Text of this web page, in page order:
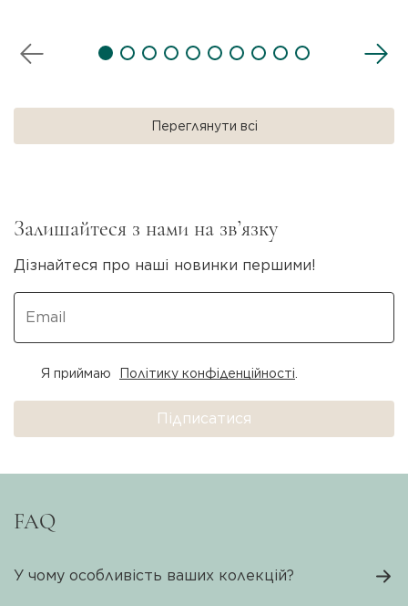
Переглянути всі
Залишайтеся з нами на зв’язку
Дізнайтеся про наші новинки першими!
Підписатися
Я приймаю Політику конфіденційності
FAQ
У чому особливість ваших колекцій?